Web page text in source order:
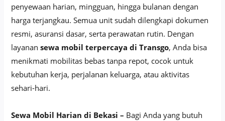
penyewaan harian, mingguan, hingga bulanan dengan
harga terjangkau. Semua unit sudah dilengkapi dokumen
resmi, asuransi dasar, serta perawatan rutin. Dengan
layanansewa mobil terpercaya di Transgo, Anda bisa
menikmati mobilitas bebas tanpa repot, cocok untuk
kebutuhan kerja, perjalanan keluarga, atau aktivitas
sehari-hari.
Sewa Mobil Harian di Bekasi – Bagi Anda yang butuh